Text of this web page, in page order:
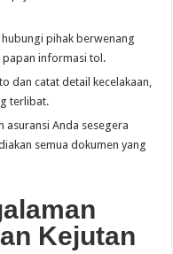
hubungi pihak berwenang
informasi tol.
dan catat detail kecelakaan,
terlibat.
asuransi Anda sesegera
semua dokumen yang
Kejutan